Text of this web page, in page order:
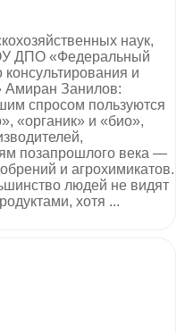
наук,
ДПО «Федеральный
консультирования и
Амиран Занилов:
спросом пользуются
«органик» и «био»,
позапрошлого века —
и агрохимикатов.
людей не видят
хотя ...